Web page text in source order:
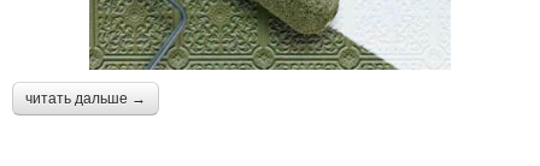
читать дальше →